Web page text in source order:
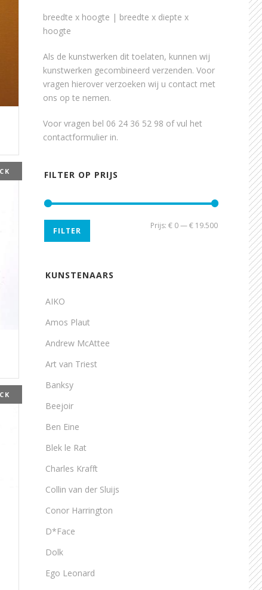
breedte x hoogte | breedte x diepte x
hoogte
Als de kunstwerken dit toelaten, kunnen wij
kunstwerken gecombineerd verzenden. Voor
vragen hierover verzoeken wij u contact met
ons op te nemen.
Voor vragen bel 06 24 36 52 98 of vul het
contactformulier in.
FILTER OP PRIJS
Min.
Max.
FILTER
Prijs: € 0—€ 19.500
KUNSTENAARS
AIKO
Amos Plaut
Andrew McAttee
Art van Triest
Banksy
Beejoir
Ben Eine
Blek le Rat
Charles Krafft
Collin van der Sluijs
Conor Harrington
D*Face
Dolk
Ego Leonard